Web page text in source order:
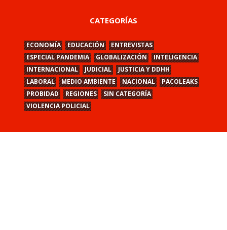
CATEGORÍAS
ECONOMÍA EDUCACIÓN
ENTREVISTAS
ESPECIAL PANDEMIA
GLOBALIZACIÓN
INTELIGENCIA
INTERNACIONAL
JUDICIAL
JUSTICIA Y DDHH
LABORAL
MEDIO AMBIENTE NACIONAL
PACOLEAKS
PROBIDAD
REGIONES
SIN CATEGORÍA
VIOLENCIA POLICIAL